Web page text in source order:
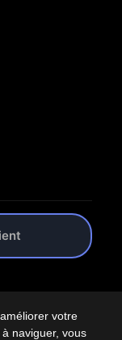
votre
naviguer, vous